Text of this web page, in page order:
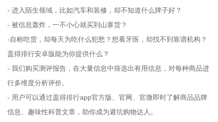
- 进入陌生领域，比如汽车和装修，却不知道什么牌子好？
- 被信息轰炸，一不小心就买到山寨货？
-自称吃货，却每天为吃什么犯愁？想看牙医，却找不到靠谱机构？
盖得排行安卓版能为你提供什么？
- 我们购买测评报告，在大量信息中筛选出有用信息，对每种商品进
行多维度分析评价。
- 用户可以通过盖得排行app官方版、官网、官微即时了解商品品牌
信息、趣味性科普文章，助你成为避坑购物达人。